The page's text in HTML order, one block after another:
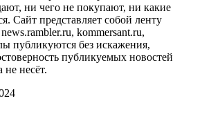
ни чего не покупают, ни какие
Сайт представляет собой ленту
kommersant.ru,
публикуются без искажения,
публикуемых новостей
несёт.